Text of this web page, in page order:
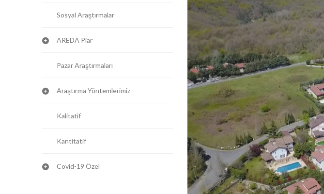
Sosyal Araştırmalar
AREDA Piar
Pazar Araştırmaları
Araştırma Yöntemlerimiz
Kalitatif
Kantitatif
Covid-19 Özel